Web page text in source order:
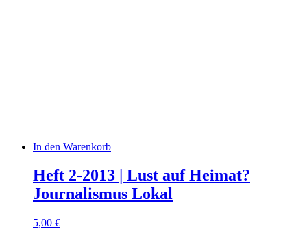
In den Warenkorb
Heft 2-2013 | Lust auf Heimat?
Journalismus Lokal
5,00 €